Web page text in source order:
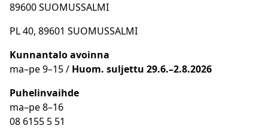
89600 SUOMUSSALMI
PL 40, 89601 SUOMUSSALMI
Kunnantalo avoinna
ma–pe 9–15 / Huom. suljettu 29.6.–2.8.2026
Puhelinvaihde
ma–pe 8–16
08 6155 5 51